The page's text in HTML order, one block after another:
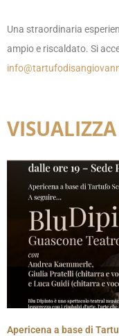
Una straordinaria
ampio e riscaldato. Si
Apericena a base di